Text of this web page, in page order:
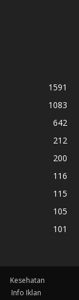
1591
1083
642
212
200
116
115
105
101
Kesehatan
Info Iklan